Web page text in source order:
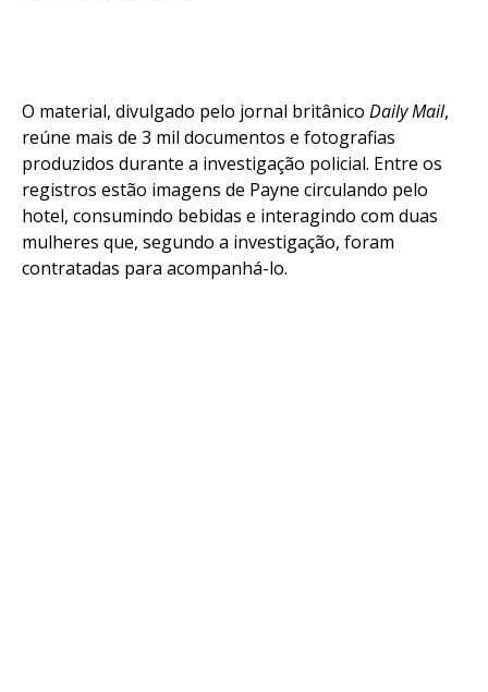
O material, divulgado pelo jornal britânico Daily Mail,
reúne mais de 3 mil documentos e fotografias
produzidos durante a investigação policial. Entre os
registros estão imagens de Payne circulando pelo
hotel, consumindo bebidas e interagindo com duas
mulheres que, segundo a investigação, foram
contratadas para acompanhá-lo.
Flipboard
Pinterest